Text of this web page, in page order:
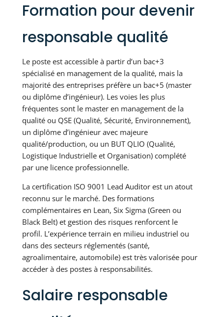
Formation pour devenir
responsable qualité
Le poste est accessible à partir d’un bac+3
spécialisé en management de la qualité, mais la
majorité des entreprises préfère un bac+5 (master
ou diplôme d’ingénieur). Les voies les plus
fréquentes sont le master en management de la
qualité ou QSE (Qualité, Sécurité, Environnement),
un diplôme d’ingénieur avec majeure
qualité/production, ou un BUT QLIO (Qualité,
Logistique Industrielle et Organisation) complété
par une licence professionnelle.
La certification ISO 9001 Lead Auditor est un atout
reconnu sur le marché. Des formations
complémentaires en Lean, Six Sigma (Green ou
Black Belt) et gestion des risques renforcent le
profil. L’expérience terrain en milieu industriel ou
dans des secteurs réglementés (santé,
agroalimentaire, automobile) est très valorisée pour
accéder à des postes à responsabilités.
Salaire responsable